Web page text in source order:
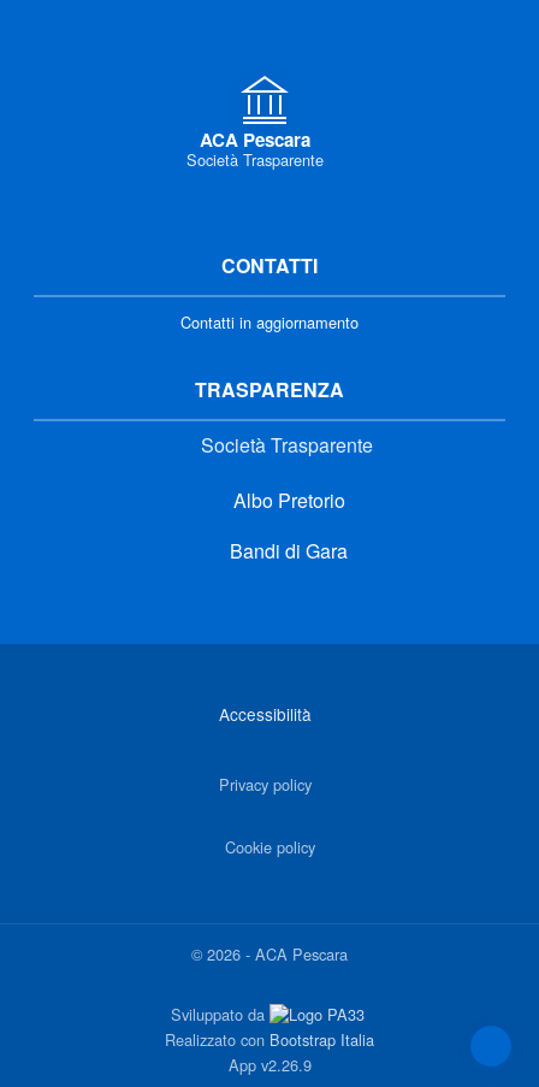
ACA Pescara
Società Trasparente
CONTATTI
Contatti in aggiornamento
TRASPARENZA
Società Trasparente
Albo Pretorio
Bandi di Gara
Accessibilità
Privacy policy
Cookie policy
©2026 - ACA Pescara
Sviluppato da
Realizzato con Bootstrap Italia
App v2.26.9